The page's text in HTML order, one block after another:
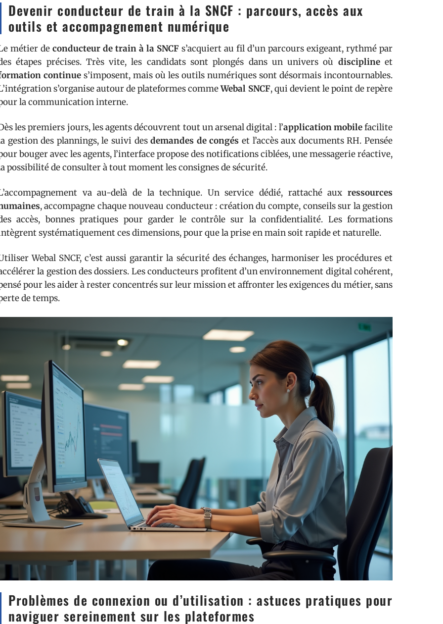
Devenir conducteur de train à la SNCF : parcours, accès aux
outils et accompagnement numérique
métier de conducteur de train à la SNCF s’acquiert au fil d’un parcours exigeant, rythmé par
étapes précises. Très vite, les candidats sont plongés dans un univers où disciplineet
continue s’imposent, mais où les outils numériques sont désormais incontournables.
s’organise autour de plateformes commeWebal SNCF, qui devient le point de repère
la communication interne.
les premiers jours, les agents découvrent tout un arsenal digital : l’application mobilefacilite
gestion des plannings, le suivi desdemandes de congés et l’accès aux documents RH. Pensée
bouger avec les agents, l’interface propose des notifications ciblées, une messagerie réactive,
possibilité de consulter à tout moment les consignes de sécurité.
va au-delà de la technique. Un service dédié, rattaché aux ressources
, accompagne chaque nouveau conducteur : création du compte, conseils sur la gestion
accès, bonnes pratiques pour garder le contrôle sur la confidentialité. Les formations
systématiquement ces dimensions, pour que la prise en main soit rapide et naturelle.
Webal SNCF, c’est aussi garantir la sécurité des échanges, harmoniser les procédures et
la gestion des dossiers. Les conducteurs profitent d’un environnement digital cohérent,
pour les aider à rester concentrés sur leur mission et affronter les exigences du métier, sans
de temps.
Problèmes de connexion ou d’utilisation : astuces pratiques pour
naviguer sereinement sur les plateformes